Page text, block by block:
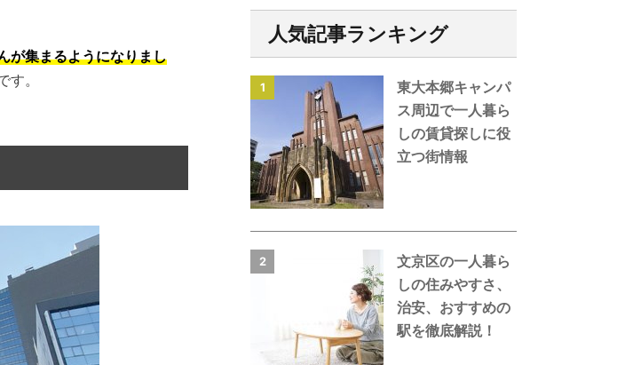
が集まるようになりまし
。
人気記事ランキング
1
東大本郷キャンパ
ス周辺で一人暮ら
しの賃貸探しに役
立つ街情報
2
文京区の一人暮ら
しの住みやすさ、
治安、おすすめの
駅を徹底解説！